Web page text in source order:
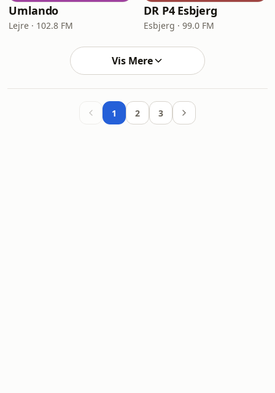
Umlando
Lejre · 102.8 FM
DR P4 Esbjerg
Esbjerg · 99.0 FM
Vis Mere
1 2 3